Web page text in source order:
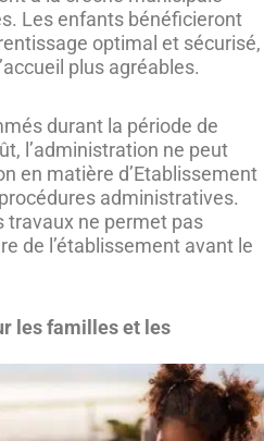
Les enfants bénéficieront
optimal et sécurisé,
plus agréables.
durant la période de
l’administration ne peut
en matière d’Etablissement
administratives.
travaux ne permet pas
de l’établissement avant le
les familles et les